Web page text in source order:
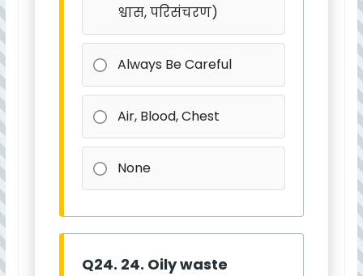
श्वास, परिसंचरण)
Always Be Careful
Air, Blood, Chest
None
Q24. 24. Oily waste